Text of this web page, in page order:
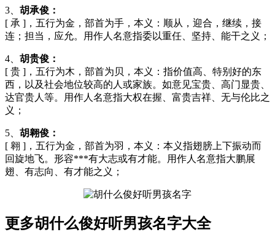
3、 胡承俊：
[ 承 ]，五行为金，部首为手，本义：顺从，迎合，继续，接
连；担当，应允。用作人名意指委以重任、坚持、能干之义；
4、 胡贵俊：
[ 贵 ]，五行为木，部首为贝，本义：指价值高、特别好的东
西，以及社会地位较高的人或家族。如意见宝贵、高门显贵、
达官贵人等。用作人名意指大权在握、富贵吉祥、无与伦比之
义；
5、 胡翱俊：
[ 翱 ]，五行为金，部首为羽，本义：本义指翅膀上下振动而
回旋地飞。形容***有大志或有才能。用作人名意指大鹏展
翅、有志向、有才能之义；
更多胡什么俊好听男孩名字大全